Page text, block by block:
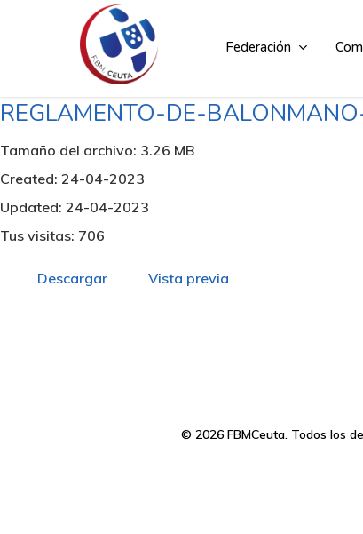
Federación
REGLAMENTO-DE-
Tamaño del archivo: 3.26 MB
Created: 24-04-2023
Updated: 24-04-2023
Tus visitas: 706
Descargar Vista previa
© 2026 FBMCeuta. Todos los